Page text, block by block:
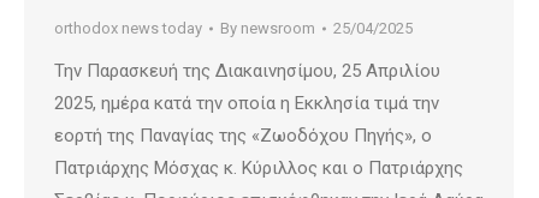
orthodox news today By newsroom 25/04/2025
Την Παρασκευή της Διακαινησίμου, 25 Απριλίου
2025, ημέρα κατά την οποία η Εκκλησία τιμά την
εορτή της Παναγίας της «Ζωοδόχου Πηγής», ο
Πατριάρχης Μόσχας κ. Κύριλλος και ο Πατριάρχης